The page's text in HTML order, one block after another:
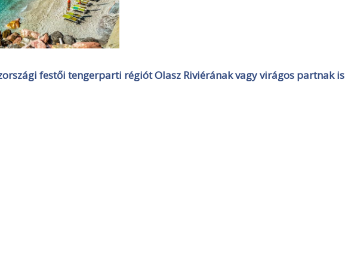
festői tengerparti régiót Olasz Riviérának vagy virágos partnak is